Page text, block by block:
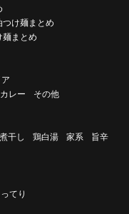
つけ麺まとめ
麺まとめ
カレー その他
煮干し 鶏白湯 家系
旨辛
てり